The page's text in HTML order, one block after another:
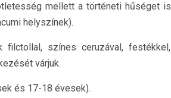
mellett a történeti hűséget is
helyszínek).
filctollal, színes ceruzával, festékkel,
várjuk.
és 17-18 évesek).